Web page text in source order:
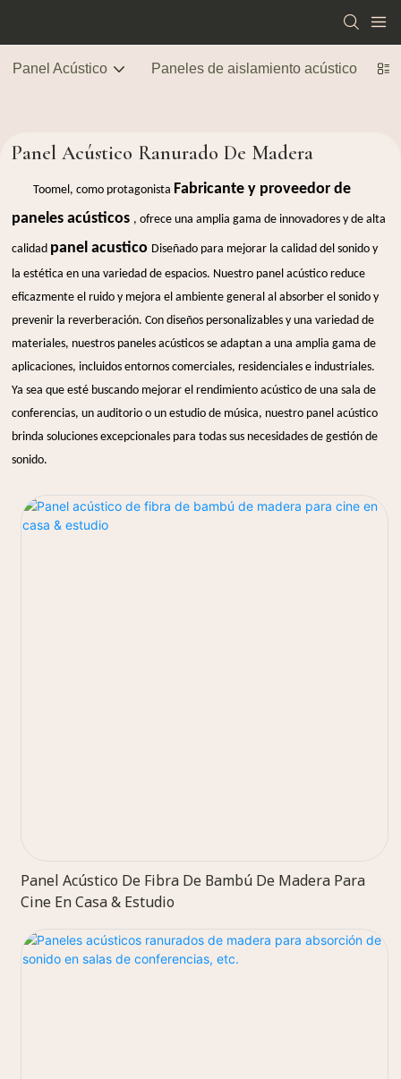
Panel Acústico Paneles de aislamiento acústico
Panel Acústico Ranurado De Madera
Toomel, como protagonista Fabricante y proveedor de
paneles acústicos , ofrece una amplia gama de innovadores y de alta
calidad panel acustico Diseñado para mejorar la calidad del sonido y
la estética en una variedad de espacios. Nuestro panel acústico reduce
eficazmente el ruido y mejora el ambiente general al absorber el sonido y
prevenir la reverberación. Con diseños personalizables y una variedad de
materiales, nuestros paneles acústicos se adaptan a una amplia gama de
aplicaciones, incluidos entornos comerciales, residenciales e industriales.
Ya sea que esté buscando mejorar el rendimiento acústico de una sala de
conferencias, un auditorio o un estudio de música, nuestro panel acústico
brinda soluciones excepcionales para todas sus necesidades de gestión de
sonido.
Panel Acústico De Fibra De Bambú De Madera Para
Cine En Casa & Estudio